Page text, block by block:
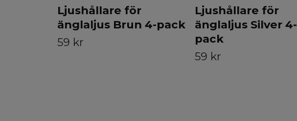
Ljushållare för
änglaljus Brun 4-pack
59 kr
Ljushållare för
änglaljus Silver 4-
pack
59 kr